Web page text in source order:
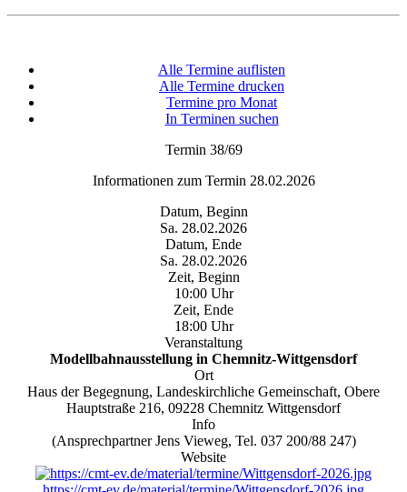
Alle Termine auflisten
Alle Termine drucken
Termine pro Monat
In Terminen suchen
Termin 38/69
Informationen zum Termin 28.02.2026
Datum, Beginn
Sa. 28.02.2026
Datum, Ende
Sa. 28.02.2026
Zeit, Beginn
10:00 Uhr
Zeit, Ende
18:00 Uhr
Veranstaltung
Modellbahnausstellung in Chemnitz-Wittgensdorf
Ort
Haus der Begegnung, Landeskirchliche Gemeinschaft, Obere
Hauptstraße 216, 09228 Chemnitz Wittgensdorf
Info
(Ansprechpartner Jens Vieweg, Tel. 037 200/88 247)
Website